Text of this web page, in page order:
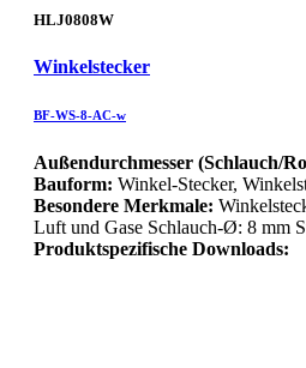
HLJ0808W
Winkelstecker
BF-WS-8-AC-w
Außendurchmesser (Schlauch/
Bauform: Winkel-Stecker,
Besondere Merkmale:
Luft und Gase Schlauch-Ø: 8 mm
Produktspezifische Downloads: